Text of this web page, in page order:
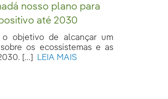
nosso plano para
até 2030
o objetivo de alcançar um
os ecossistemas e as
[...]
LEIA MAIS